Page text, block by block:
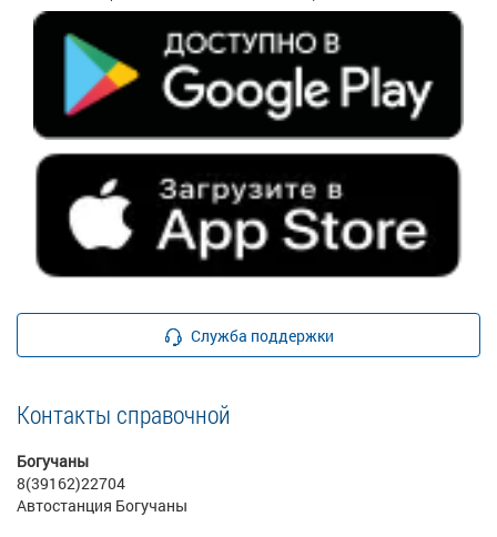
Служба поддержки
Контакты справочной
Богучаны
8(39162)22704
Автостанция Богучаны